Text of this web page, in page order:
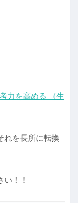
力を高める （生
れを長所に転換
！！